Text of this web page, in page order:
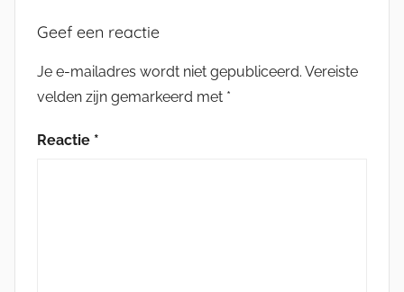
Geef een reactie
Je e-mailadres wordt niet gepubliceerd. Vereiste
velden zijn gemarkeerd met *
Reactie *